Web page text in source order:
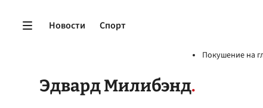
Новости Спорт
Покушение на
Эдвард Милибэнд